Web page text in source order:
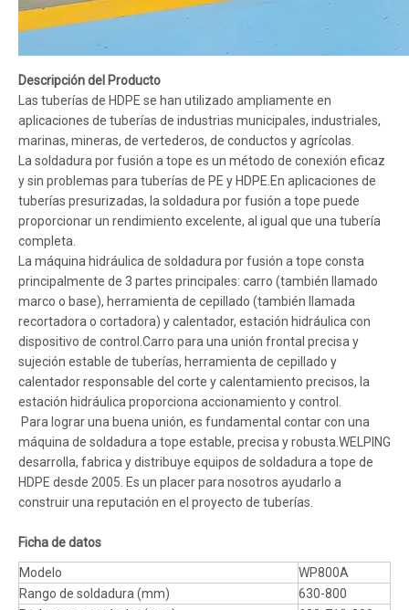
Descripción del Producto
Las tuberías de HDPE se han utilizado ampliamente en
aplicaciones de tuberías de industrias municipales, industriales,
marinas, mineras, de vertederos, de conductos y agrícolas.
La soldadura por fusión a tope es un método de conexión eficaz
y sin problemas para tuberías de PE y HDPE.En aplicaciones de
tuberías presurizadas, la soldadura por fusión a tope puede
proporcionar un rendimiento excelente, al igual que una tubería
completa.
La máquina hidráulica de soldadura por fusión a tope consta
principalmente de 3 partes principales: carro (también llamado
marco o base), herramienta de cepillado (también llamada
recortadora o cortadora) y calentador, estación hidráulica con
dispositivo de control.Carro para una unión frontal precisa y
sujeción estable de tuberías, herramienta de cepillado y
calentador responsable del corte y calentamiento precisos, la
estación hidráulica proporciona accionamiento y control.
Para lograr una buena unión, es fundamental contar con una
máquina de soldadura a tope estable, precisa y robusta.WELPING
desarrolla, fabrica y distribuye equipos de soldadura a tope de
HDPE desde 2005. Es un placer para nosotros ayudarlo a
construir una reputación en el proyecto de tuberías.
Ficha de datos
Modelo
WP800A
Rango de soldadura (mm)
630-800